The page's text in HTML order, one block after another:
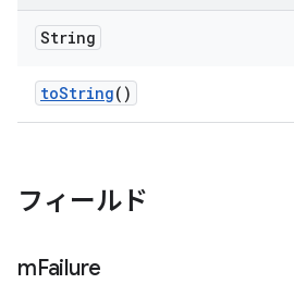
String
toString()
フィールド
mFailure